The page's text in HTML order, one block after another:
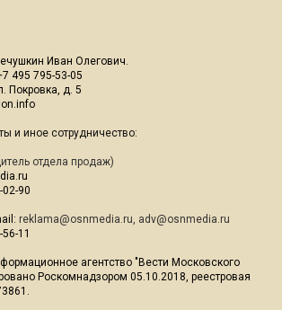
Иван Олегович.
495 795-53-05
Покровка, д. 5
и иное сотрудничество:
отдела продаж)
90
reklama@osnmedia.ru, adv@osnmedia.ru
11
агентство "Вести Московского
Роскомнадзором 05.10.2018, реестровая